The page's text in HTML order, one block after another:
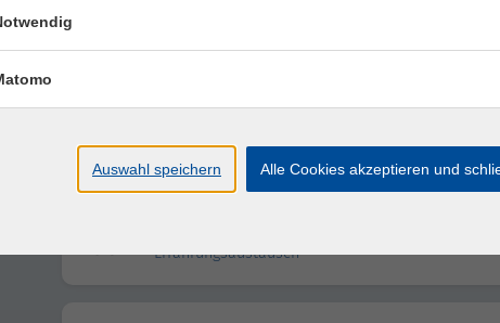
Erfahrungsaustausch
- Erfahrungsaustausch
Auswahl speichern Alle Cookies akzeptieren und